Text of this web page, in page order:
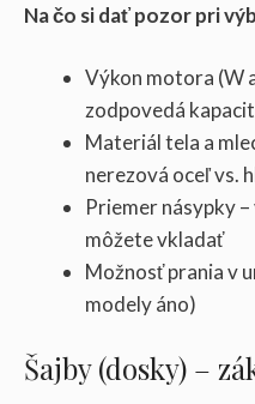
Na čo si dať pozor pri
Výkon motora (W
zodpovedá
Materiál tela a
nerezová oceľ vs.
Priemer násypky –
môžete vkladať
Možnosť prania v
modely áno)
Šajby (dosky) –